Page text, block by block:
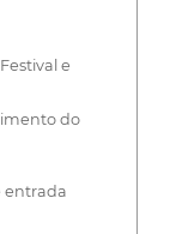
e
do
entrada